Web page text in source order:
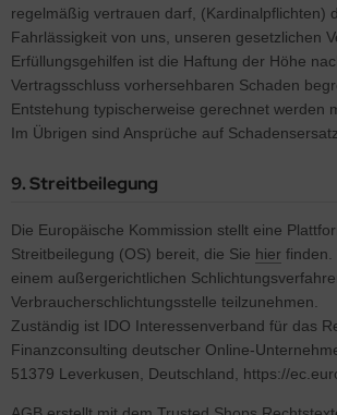
regelmäßig vertrauen darf, (Kardinalpflichten)
Fahrlässigkeit von uns, unseren gesetzlichen
Erfüllungsgehilfen ist die Haftung der Höhe
Vertragsschluss vorhersehbaren Schaden
Entstehung typischerweise gerechnet werden
Im Übrigen sind Ansprüche auf
9. Streitbeilegung
Die Europäische Kommission stellt eine
Streitbeilegung (OS) bereit, die Sie hier finden.
einem außergerichtlichen
Verbraucherschlichtungsstelle teilzunehmen.
Zuständig ist IDO Interessenverband für das
Finanzconsulting deutscher Online-
51379 Leverkusen, Deutschland, https://